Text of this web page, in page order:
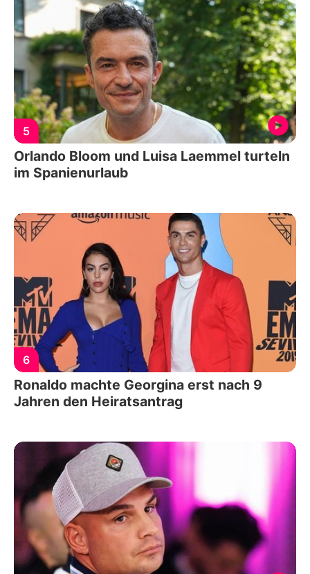
5
Orlando Bloom und Luisa Laemmel turteln
im Spanienurlaub
6
Ronaldo machte Georgina erst nach 9
Jahren den Heiratsantrag